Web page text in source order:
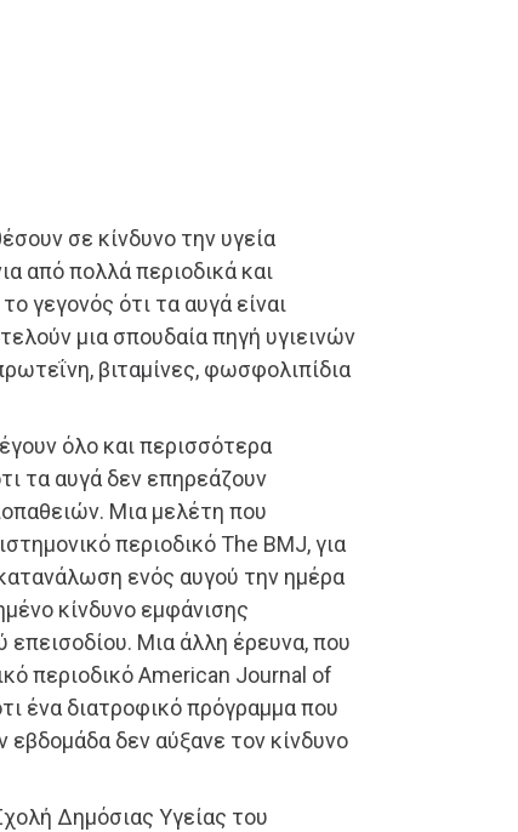
σε κίνδυνο την υγεία
από πολλά περιοδικά και
γεγονός ότι τα αυγά είναι
μια σπουδαία πηγή υγιεινών
βιταμίνες, φωσφολιπίδια
όλο και περισσότερα
τα αυγά δεν επηρεάζουν
Μια μελέτη που
περιοδικό The BMJ, για
ενός αυγού την ημέρα
κίνδυνο εμφάνισης
Μια άλλη έρευνα, που
περιοδικό American Journal of
ένα διατροφικό πρόγραμμα που
εβδομάδα δεν αύξανε τον κίνδυνο
Δημόσιας Υγείας του